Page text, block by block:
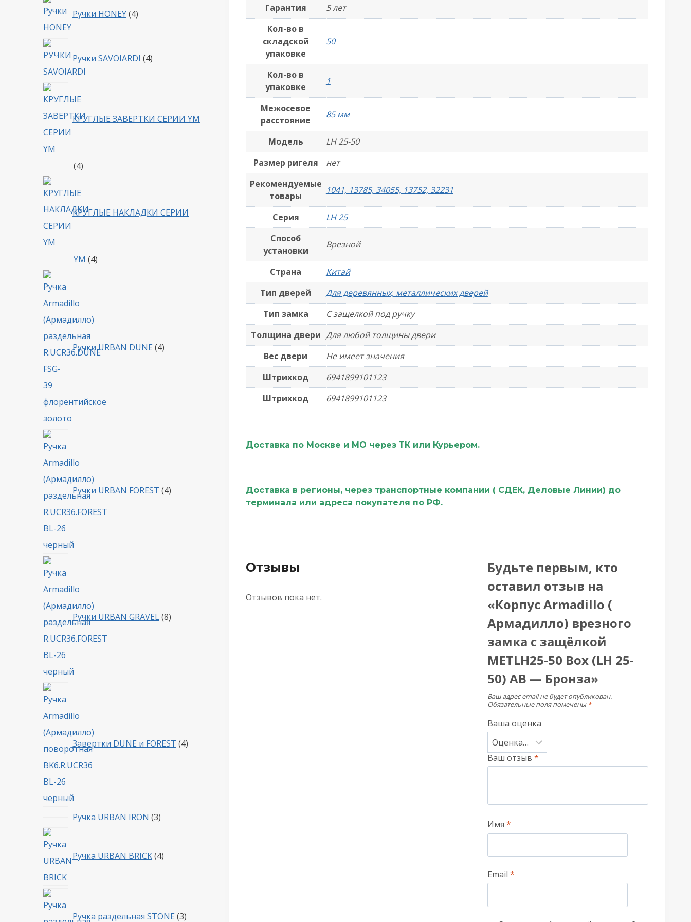
Гарантия
5 лет
Кол-во в
складской
упаковке
50
Кол-во в
упаковке
1
Межосевое
расстояние
85 мм
Модель
LH 25-50
Размер ригеля
нет
Рекомендуемые
товары
1041, 13785, 34055, 13752, 32231
Серия
LH 25
Способ
установки
Врезной
Страна
Китай
Тип дверей
Для деревянных, металлических дверей
Тип замка
С защелкой под ручку
Толщина двери Для любой толщины двери
Вес двери
Не имеет значения
Штрихкод
6941899101123
Штрихкод
6941899101123
Доставка по Москве и МО через ТК или Курьером.
Доставка в регионы, через транспортные компании ( СДЕК, Деловые Линии) до
терминала или адреса покупателя по РФ.
Отзывы
Отзывов пока нет.
Будьте первым, кто
оставил отзыв на
«Корпус Armadillo (
Армадилло) врезного
замка c защёлкой
METLH25-50 Box (LH 25-
50) AB — Бронза»
Ваш адрес email не будет опубликован.
Обязательные поля помечены *
Ваша оценка
Ваш отзыв *
Имя *
Email *
Ручки HONEY 4товара
Ручки SAVOIARDI 4товара
КРУГЛЫЕ ЗАВЕРТКИ СЕРИИ YM
44
КРУГЛЫЕ НАКЛАДКИ СЕРИИ
YM 44
Ручки URBAN DUNE 4
Ручки URBAN FOREST 4
Ручки URBAN GRAVEL 8
Завертки DUNE и FOREST 4
Ручка URBAN IRON 33
Ручка URBAN BRICK 4товара
Ручка раздельная STONE 3товара